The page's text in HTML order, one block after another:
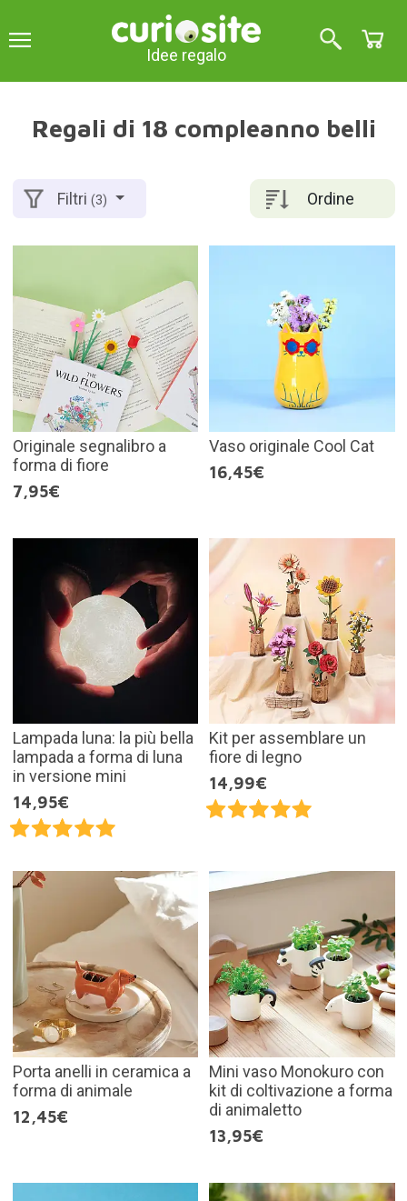
Idee regalo
Regali di 18 compleanno belli
Ordine
Filtri(3)
Originale segnalibro a
forma di fiore
7,95€
Vaso originale Cool Cat
16,45€
Lampada luna: la più bella
lampada a forma di luna
in versione mini
14,95€
Kit per assemblare un
fiore di legno
14,99€
Porta anelli in ceramica a
forma di animale
12,45€
Mini vaso Monokuro con
kit di coltivazione a forma
di animaletto
13,95€